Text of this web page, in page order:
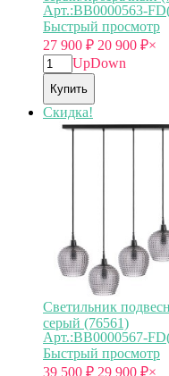
Арт.:BB0000563-
Быстрый просмотр
27 900 ₽ 20 900 ₽×
UpDown
Купить
Скидка!
Светильник
серый (76561)
Арт.:BB0000567-
Быстрый просмотр
39 500 ₽ 29 900 ₽×